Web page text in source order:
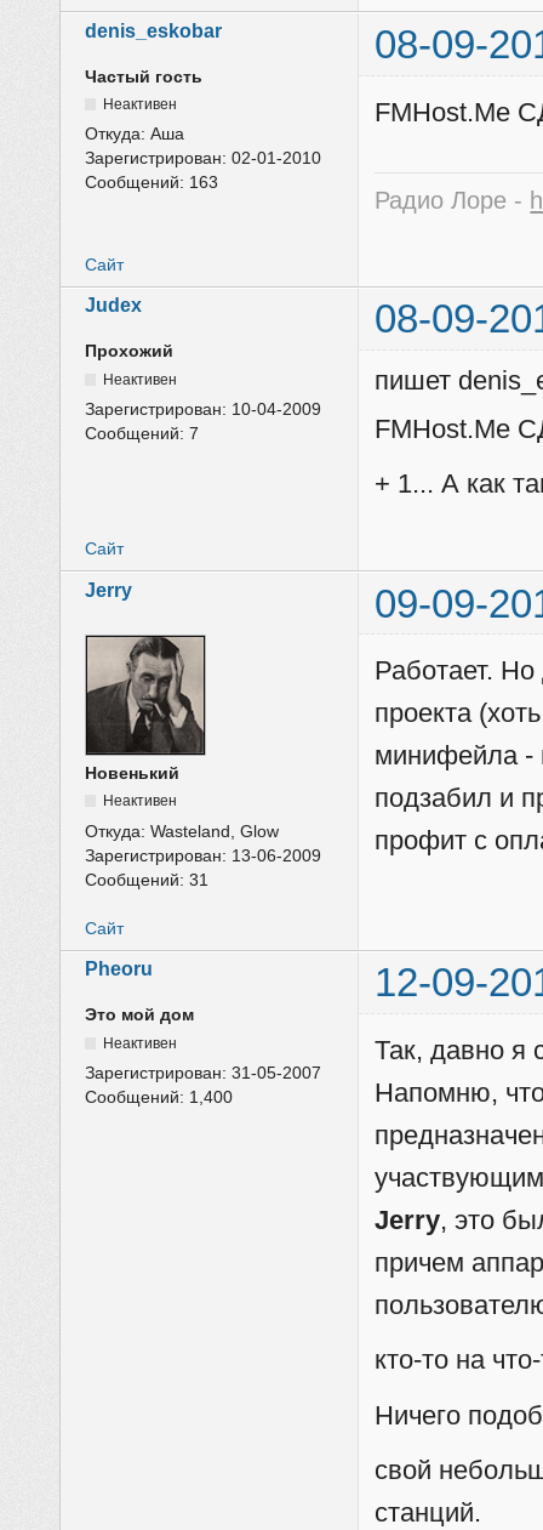
denis_eskobar 08-09-
Частый гость
Неактивен
Откуда:Аша
Зарегистрирован:02-01-2010
Сообщений: 163
FMHost.Me
Радио Лоре -
Сайт
Judex 08-09-
Прохожий
Неактивен
Зарегистрирован: 10-04-2009
Сообщений:7
пишет
FMHost.Me
+ 1... А как
Сайт
Jerry 09-09-
Новенький
Неактивен
Откуда:Wasteland, Glow
Зарегистрирован: 13-06-2009
Сообщений:31
Работает. Но
проекта
минифейла -
подзабил и
профит с
Сайт
Pheoru 12-09-
Это мой дом
Неактивен
Зарегистрирован:31-05-2007
Сообщений: 1,400
Так, давно я
Напомню,
Jerry, это
причем
кто-то на
Ничего
свой
станций.